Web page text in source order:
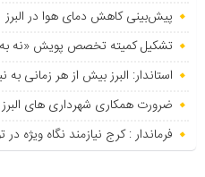
پیش‌بینی کاهش دمای هوا در البرز
تشکیل کمیته تخصص پویش «نه به
استاندار: البرز بیش از هر زمانی به
ضرورت همکاری شهرداری های
فرماندار : کرج نیازمند نگاه ویژه